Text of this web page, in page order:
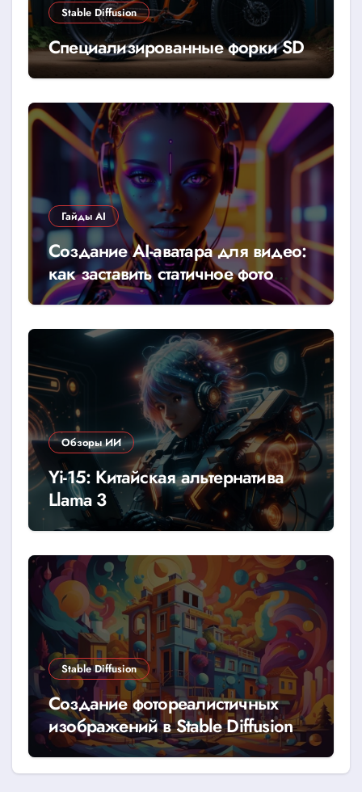
Stable Diffusion
Специализированные форки SD
Гайды AI
Создание AI-аватара для видео:
как заставить статичное фото
говорить
Обзоры ИИ
Yi-15: Китайская альтернатива
Llama 3
Stable Diffusion
Создание фотореалистичных
изображений в Stable Diffusion